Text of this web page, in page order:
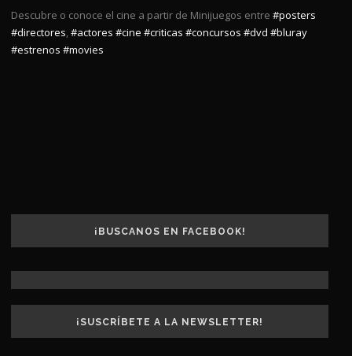
Descubre o conoce el cine a partir de Minijuegos entre #posters
#directores,#actores #cine #criticas #concursos #dvd #bluray
#estrenos #movies
¡BUSCANOS EN FACEBOOK!
¡SUSCRÍBETE A LA NEWSLETTER!